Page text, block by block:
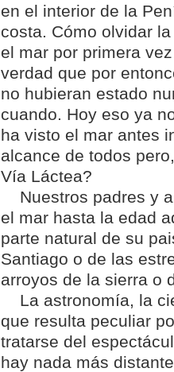
en el interior de la
costa. Cómo olvidar
el mar por primera
verdad que por
no hubieran estado
cuando. Hoy eso ya
ha visto el mar antes
alcance de todos
Vía Láctea?
Nuestros padres y
el mar hasta la edad
parte natural de su
Santiago o de las
arroyos de la sierra o
La astronomía, la
que resulta peculiar
tratarse del
hay nada más